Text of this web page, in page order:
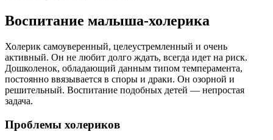
Воспитание малыша-холерика
Холерик самоуверенный, целеустремленный и очень
активный. Он не любит долго ждать, всегда идет на риск.
Дошколенок, обладающий данным типом темперамента,
постоянно ввязывается в споры и драки. Он озорной и
решительный. Воспитание подобных детей — непростая
задача.
Проблемы холериков